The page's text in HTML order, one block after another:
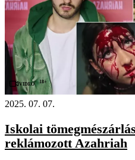
Videó 18+
2025. 07. 07.
Iskolai
reklámozott Azahriah